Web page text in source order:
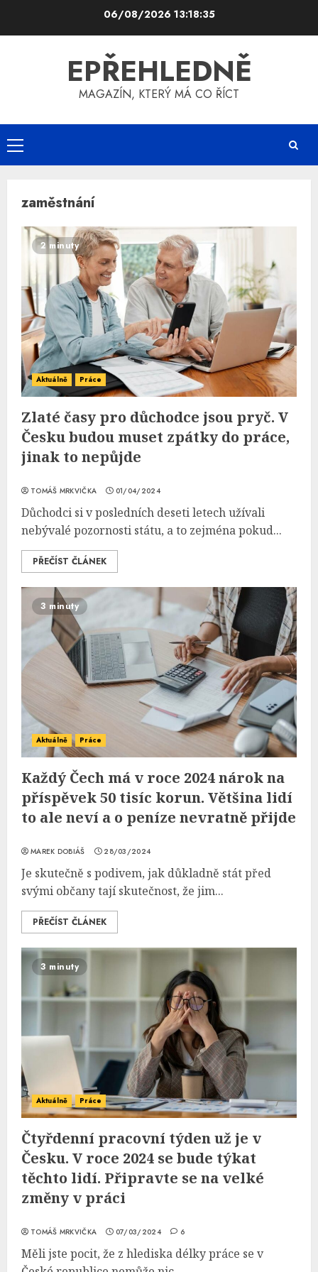
06/08/2026 13:18:36
EPŘEHLEDNĚ
MAGAZÍN, KTERÝ MÁ CO ŘÍCT
Primary
Menu
zaměstnání
2 minuty
Aktuálně Práce
Zlaté časy pro důchodce jsou pryč. V
Česku budou muset zpátky do práce,
jinak to nepůjde
TOMÁŠ MRKVIČKA 01/04/2024
Důchodci si v posledních deseti letech užívali
nebývalé pozornosti státu, a to zejména pokud...
PŘEČÍST ČLÁNEK
3 minuty
Aktuálně Práce
Každý Čech má v roce 2024 nárok na
příspěvek 50 tisíc korun. Většina lidí
to ale neví a o peníze nevratně přijde
MAREK DOBIÁŠ 28/03/2024
Je skutečně s podivem, jak důkladně stát před
svými občany tají skutečnost, že jim...
PŘEČÍST ČLÁNEK
3 minuty
Aktuálně Práce
Čtyřdenní pracovní týden už je v
Česku. V roce 2024 se bude týkat
těchto lidí. Připravte se na velké
změny v práci
TOMÁŠ MRKVIČKA 07/03/2024 6
Měli jste pocit, že z hlediska délky práce se v